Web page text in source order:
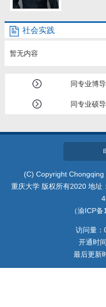
社会实践
招生信息
学生信息
我的相册
教师博客
社会实践
暂无内容
同专业博导
同专业硕导
(C) Copyright Chongqing
重庆大学 版权所有2020 地址
（渝ICP
访问量：
开通时
最后更新